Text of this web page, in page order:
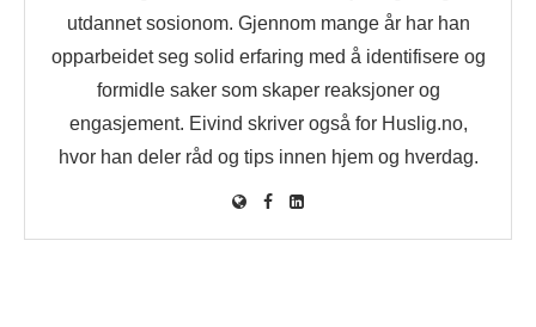
utdannet sosionom. Gjennom mange år har han
opparbeidet seg solid erfaring med å identifisere og
formidle saker som skaper reaksjoner og
engasjement. Eivind skriver også for Huslig.no,
hvor han deler råd og tips innen hjem og hverdag.